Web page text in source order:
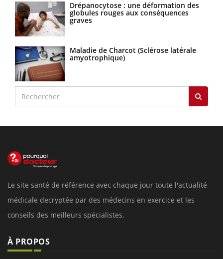
Drépanocytose : une déformation des
globules rouges aux conséquences
graves
Maladie de Charcot (Sclérose latérale
amyotrophique)
Le site santé de référence avec chaque jour toute l'actualité
médicale decryptée par des médecins en exercice et les
conseils des meilleurs spécialistes.
À PROPOS